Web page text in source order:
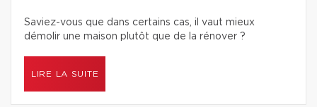
Saviez-vous que dans certains cas, il vaut mieux
démolir une maison plutôt que de la rénover ?
LIRE LA SUITE